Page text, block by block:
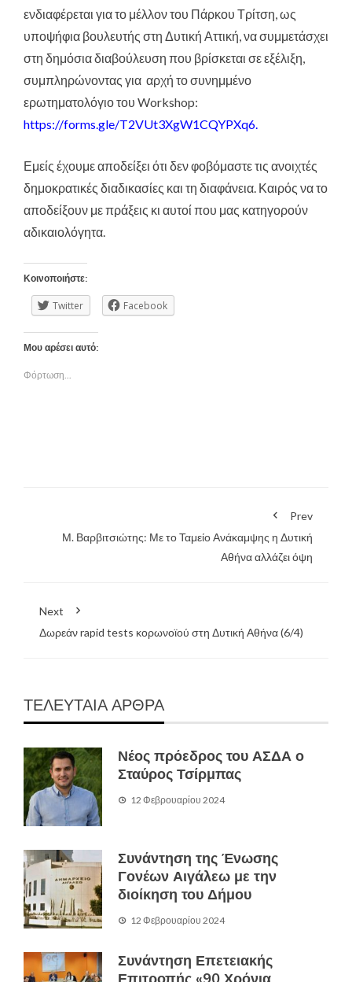
ενδιαφέρεται για το μέλλον του Πάρκου Τρίτση, ως
υποψήφια βουλευτής στη Δυτική Αττική, να συμμετάσχει
στη δημόσια διαβούλευση που βρίσκεται σε εξέλιξη,
συμπληρώνοντας για αρχή το συνημμένο
ερωτηματολόγιο του Workshop:
https://forms.gle/T2VUt3XgW1CQYPXq6.
Εμείς έχουμε αποδείξει ότι δεν φοβόμαστε τις ανοιχτές
δημοκρατικές διαδικασίες και τη διαφάνεια. Καιρός να το
αποδείξουν με πράξεις κι αυτοί που μας κατηγορούν
αδικαιολόγητα.
Κοινοποιήστε:
Twitter Facebook
Μου αρέσει αυτό:
Φόρτωση...
Prev
Μ. Βαρβιτσιώτης: Με το Ταμείο Ανάκαμψης η Δυτική
Αθήνα αλλάζει όψη
Next
Δωρεάν rapid tests κορωνοϊού στη Δυτική Αθήνα (6/4)
ΤΕΛΕΥΤΑΙΑ ΑΡΘΡΑ
Νέος πρόεδρος του ΑΣΔΑ ο
Σταύρος Τσίρμπας
12 Φεβρουαρίου 2024
Συνάντηση της Ένωσης
Γονέων Αιγάλεω με την
διοίκηση του Δήμου
12 Φεβρουαρίου 2024
Συνάντηση Επετειακής